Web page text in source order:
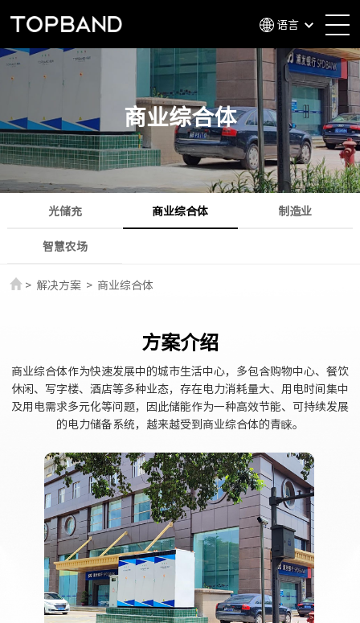
语言
商业综合体
光储充 商业综合体 制造业
智慧农场
> 解决方案 > 商业综合体
方案介绍
商业综合体作为快速发展中的城市生活中心，多包含购物中心、餐饮
休闲、写字楼、酒店等多种业态，存在电力消耗量大、用电时间集中
及用电需求多元化等问题，因此储能作为一种高效节能、可持续发展
的电力储备系统，越来越受到商业综合体的青睐。